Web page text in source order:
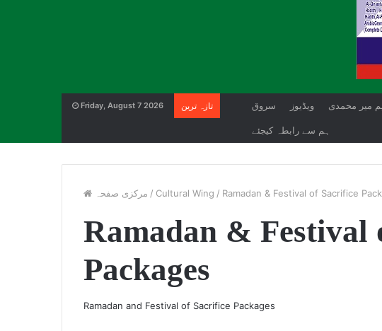
Friday, August 7 2026 تازہ ترین سروق ویڈیوز میر محمدی
ہم سے رابطہ کیجئے
مرکزی صفحہ / Cultural Wing / Ramadan & Festival of Sacrifice
Ramadan & Festival
Packages
Ramadan and Festival of Sacrifice Packages